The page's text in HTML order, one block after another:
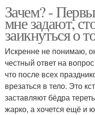
Зачем? -
мне задают,
заикнуться о
Искренне не понимаю,
честный ответ на
что после всех
врезаться в тело. Это
заставляют бёдра
жарко, а хочется ещё и